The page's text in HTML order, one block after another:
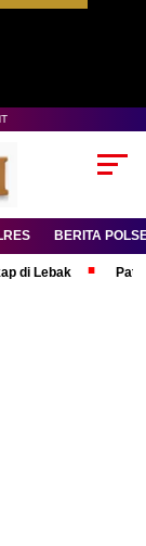
BERITA
Patroli Subuh